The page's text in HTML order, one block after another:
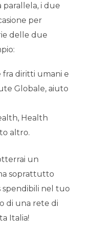
parallela, i due
per
delle due
fra diritti umani e
Globale, aiuto
Health
altro.
un
soprattutto
spendibili nel tuo
di una rete di
Italia!